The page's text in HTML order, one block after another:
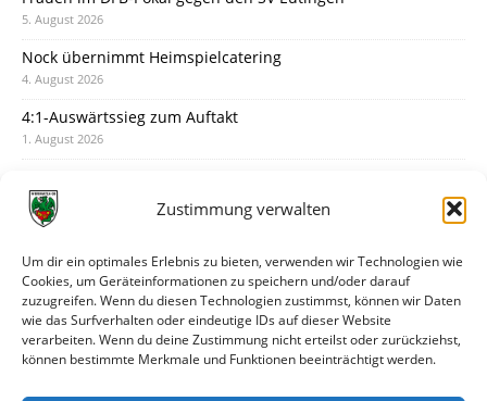
Zustimmung verwalten
Um dir ein optimales Erlebnis zu bieten, verwenden wir Technologien wie
Cookies, um Geräteinformationen zu speichern und/oder darauf
zuzugreifen. Wenn du diesen Technologien zustimmst, können wir Daten
wie das Surfverhalten oder eindeutige IDs auf dieser Website
verarbeiten. Wenn du deine Zustimmung nicht erteilst oder zurückziehst,
können bestimmte Merkmale und Funktionen beeinträchtigt werden.
5. August 2026
Nock übernimmt Heimspielcatering
4. August 2026
4:1-Auswärtssieg zum Auftakt
1. August 2026
31. Juli 2026
30. Juli 2026
Deine Spielminute: 89+1
28. Juli 2026
Neuer Rückensponsor